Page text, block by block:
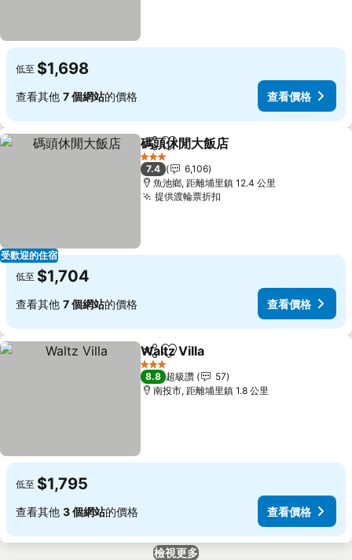
低至 $1,698
查看其他 7 個網站的價格 查看價格
受歡迎的住宿
分享 加入我的最愛
碼頭休閒大飯店
3 星級
7.4
6,106
魚池鄉, 距離埔里鎮 12.4 公里
提供渡輪票折扣
低至 $1,704
查看其他 7 個網站的價格 查看價格
分享 加入我的最愛
Waltz Villa
3 星級
8.8 超級讚
57
南投市, 距離埔里鎮 1.8 公里
低至 $1,795
查看其他 3 個網站的價格 查看價格
檢視更多